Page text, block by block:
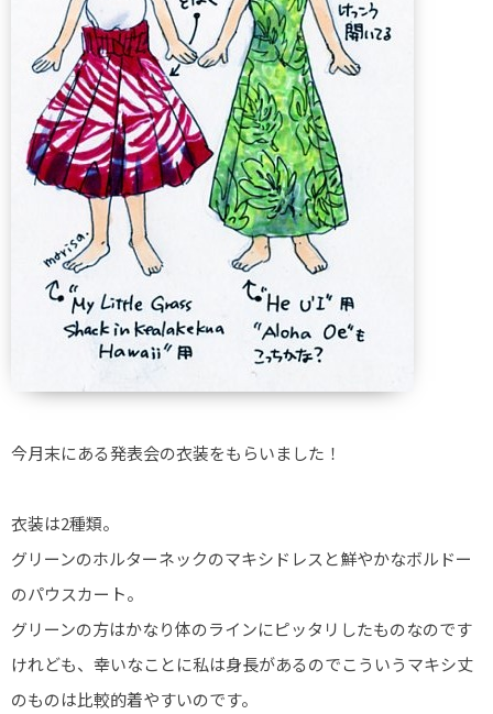
今月末にある発表会の衣装をもらいました！
衣装は2種類。
グリーンのホルターネックのマキシドレスと鮮やかなボルドー
のパウスカート。
グリーンの方はかなり体のラインにピッタリしたものなのです
けれども、幸いなことに私は身長があるのでこういうマキシ丈
のものは比較的着やすいのです。